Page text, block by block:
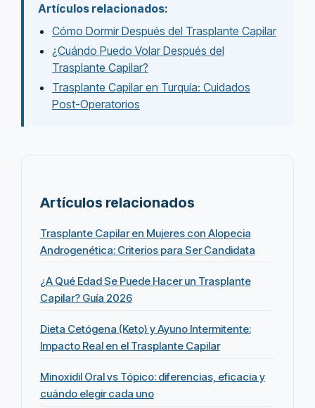
Artículos relacionados:
Cómo Dormir Después del Trasplante Capilar
¿Cuándo Puedo Volar Después del
Trasplante Capilar?
Trasplante Capilar en Turquía: Cuidados
Post-Operatorios
Artículos relacionados
Trasplante Capilar en Mujeres con Alopecia
Androgenética: Criterios para Ser Candidata
¿A Qué Edad Se Puede Hacer un Trasplante
Capilar? Guía 2026
Dieta Cetógena (Keto) y Ayuno Intermitente:
Impacto Real en el Trasplante Capilar
Minoxidil Oral vs Tópico: diferencias, eficacia y
cuándo elegir cada uno